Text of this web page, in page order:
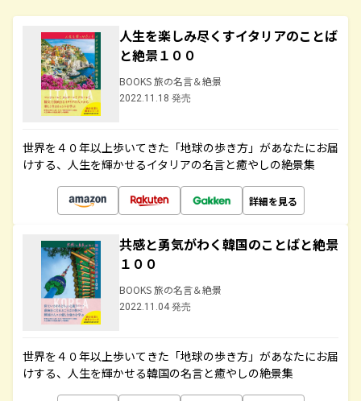
人生を楽しみ尽くすイタリアのことば
と絶景１００
BOOKS 旅の名言＆絶景
2022.11.18 発売
世界を４０年以上歩いてきた「地球の歩き方」があなたにお届
けする、人生を輝かせるイタリアの名言と癒やしの絶景集
詳細を見る
共感と勇気がわく韓国のことばと絶景
１００
BOOKS 旅の名言＆絶景
2022.11.04 発売
世界を４０年以上歩いてきた「地球の歩き方」があなたにお届
けする、人生を輝かせる韓国の名言と癒やしの絶景集